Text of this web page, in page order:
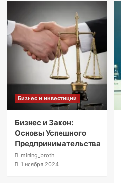
Бизнес и инвестиции
Бизнес и Закон:
Основы Успешного
Предпринимательства
mining_broth
1 ноября 2024